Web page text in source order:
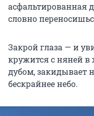
асфальтированная
словно
Закрой глаза — и
кружится с няней в
дубом, закидывает
бескрайнее небо.